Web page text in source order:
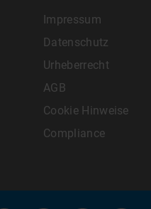
Impressum
Datenschutz
Urheberrecht
AGB
Cookie Hinweise
Compliance